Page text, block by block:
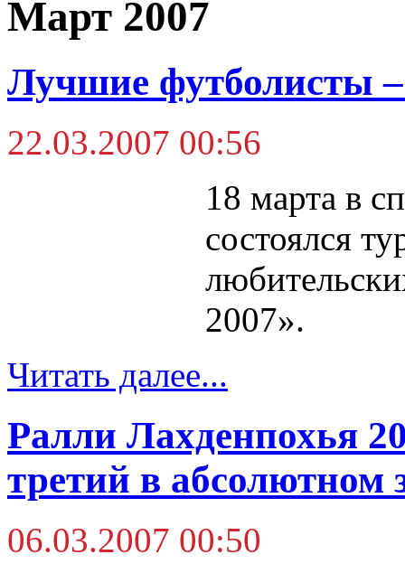
Март 2007
Лучшие футболисты
22.03.2007 00:56
18 марта в
состоялся
2007».
Читать далее...
Ралли Лахденпохья
третий в абсолютном
06.03.2007 00:50